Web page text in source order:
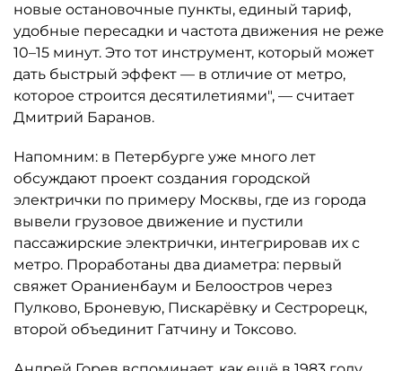
новые остановочные пункты, единый тариф,
удобные пересадки и частота движения не реже
10–15 минут. Это тот инструмент, который может
дать быстрый эффект — в отличие от метро,
которое строится десятилетиями", — считает
Дмитрий Баранов.
Напомним: в Петербурге уже много лет
обсуждают проект создания городской
электрички по примеру Москвы, где из города
вывели грузовое движение и пустили
пассажирские электрички, интегрировав их с
метро. Проработаны два диаметра: первый
свяжет Ораниенбаум и Белоостров через
Пулково, Броневую, Пискарёвку и Сестрорецк,
второй объединит Гатчину и Токсово.